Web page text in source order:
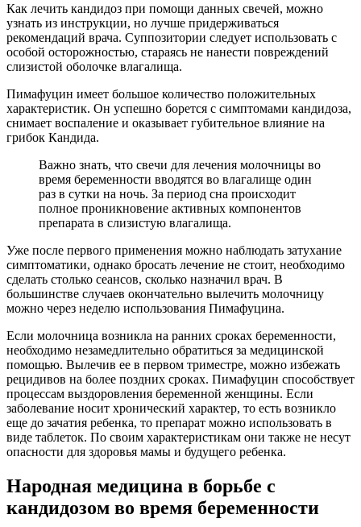
Как лечить кандидоз при помощи данных свечей, можно
узнать из инструкции, но лучше придерживаться
рекомендаций врача. Суппозитории следует использовать с
особой осторожностью, стараясь не нанести повреждений
слизистой оболочке влагалища.
Пимафуцин имеет большое количество положительных
характеристик. Он успешно борется с симптомами кандидоза,
снимает воспаление и оказывает губительное влияние на
грибок Кандида.
Важно знать, что свечи для лечения молочницы во
время беременности вводятся во влагалище один
раз в сутки на ночь. За период сна происходит
полное проникновение активных компонентов
препарата в слизистую влагалища.
Уже после первого применения можно наблюдать затухание
симптоматики, однако бросать лечение не стоит, необходимо
сделать столько сеансов, сколько назначил врач. В
большинстве случаев окончательно вылечить молочницу
можно через неделю использования Пимафуцина.
Если молочница возникла на ранних сроках беременности,
необходимо незамедлительно обратиться за медицинской
помощью. Вылечив ее в первом триместре, можно избежать
рецидивов на более поздних сроках. Пимафуцин способствует
процессам выздоровления беременной женщины. Если
заболевание носит хронический характер, то есть возникло
еще до зачатия ребенка, то препарат можно использовать в
виде таблеток. По своим характеристикам они также не несут
опасности для здоровья мамы и будущего ребенка.
Народная медицина в борьбе с
кандидозом во время беременности